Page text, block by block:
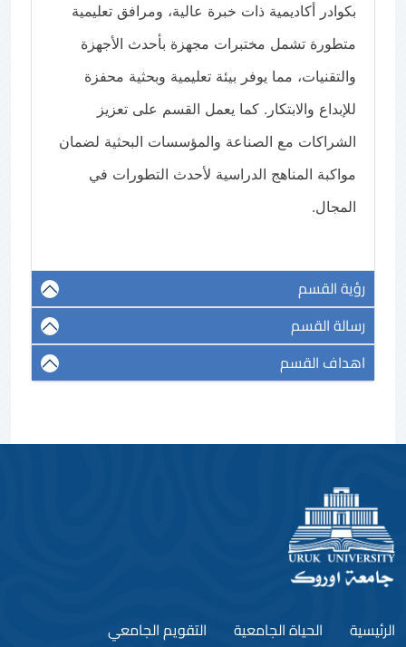
بكوادر أكاديمية ذات خبرة عالية، ومرافق تعليمية
متطورة تشمل مختبرات مجهزة بأحدث الأجهزة
والتقنيات، مما يوفر بيئة تعليمية وبحثية محفزة
للإبداع والابتكار. كما يعمل القسم على تعزيز
الشراكات مع الصناعة والمؤسسات البحثية لضمان
مواكبة المناهج الدراسية لأحدث التطورات في
المجال.
رؤية القسم
رسالة القسم
اهداف القسم
الرئيسية الحياة الجامعية التقويم الجامعي